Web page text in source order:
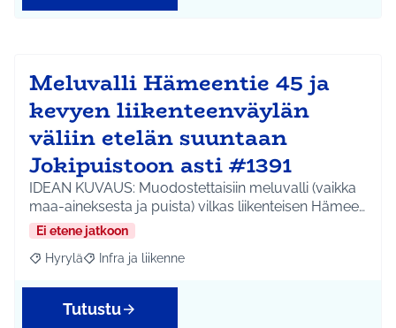
Meluvalli Hämeentie 45 ja
kevyen liikenteenväylän
väliin etelän suuntaan
Jokipuistoon asti #1391
IDEAN KUVAUS: Muodostettaisiin meluvalli (vaikka
maa-aineksesta ja puista) vilkas liikenteisen Hämee…
Ei etene jatkoon
Rajaa tulokset aihepiirin mukaan: Hyrylä
Hyrylä Rajaa tulokset teeman mukaan: Infra ja liikenne
Infra ja liikenne
Tutustu